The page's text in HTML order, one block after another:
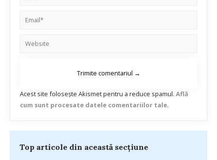
Acest site folosește Akismet pentru a reduce spamul. Află
cum sunt procesate datele comentariilor tale.
Top articole din această secțiune